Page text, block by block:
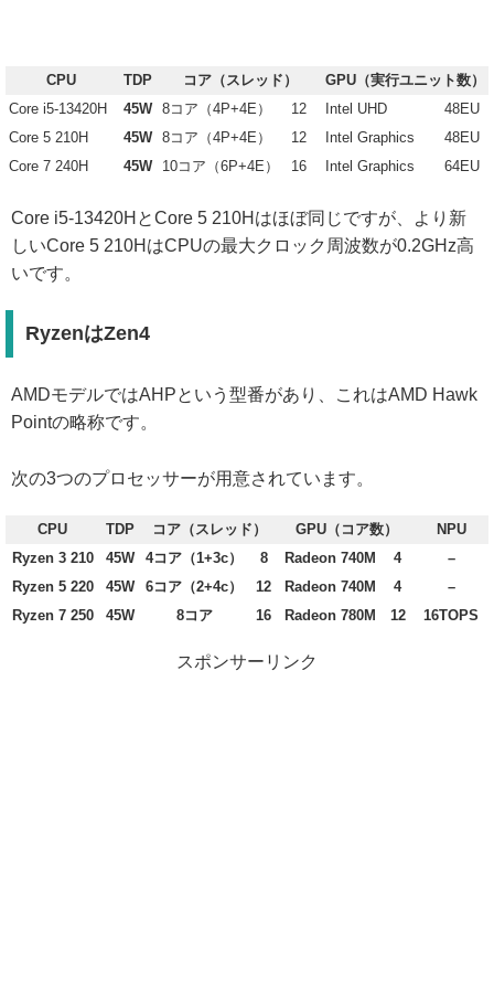
CPU TDP コア（スレッド）
GPU（実行ユニット数）
Core i5-13420H
45W 8コア（4P+4E） 12 Intel UHD
48EU
Core 5 210H
45W 8コア（4P+4E） 12 Intel Graphics
48EU
Core 7 240H
45W 10コア（6P+4E） 16 Intel Graphics 64EU
Core i5-13420HとCore 5 210Hはほぼ同じですが、より新
しいCore 5 210HはCPUの最大クロック周波数が0.2GHz高
いです。
RyzenはZen4
AMDモデルではAHPという型番があり、これはAMD Hawk
Pointの略称です。
次の3つのプロセッサーが用意されています。
CPU TDP コア（スレッド） GPU（コア数）
NPU
Ryzen 3 210
45W 4コア（1+3c） 8 Radeon 740M 4
–
Ryzen 5 220
45W 6コア（2+4c） 12 Radeon 740M 4
–
Ryzen 7 250
45W 8コア 16 Radeon 780M 12 16TOPS
スポンサーリンク